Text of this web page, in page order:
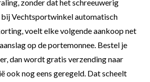
zonder dat het schreeuwerig
Vechtsportwinkel automatisch
voelt elke volgende aankoop net
op de portemonnee. Bestel je
dan wordt gratis verzending naar
ook nog eens geregeld. Dat scheelt